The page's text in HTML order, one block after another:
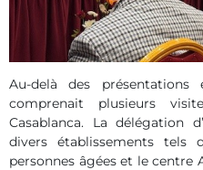
Au-delà des
comprenait plusieurs
Casablanca. La délégation
divers établissements tels
personnes âgées et le centre